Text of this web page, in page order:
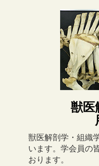
獣医
獣医解剖学・組織
います。学会員の
おります。